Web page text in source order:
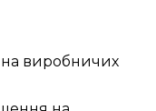
на виробничих